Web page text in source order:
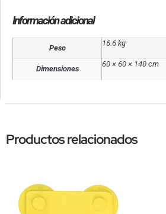
Información adicional
Peso
16.6 kg
Dimensiones
60 × 60 × 140 cm
Productos relacionados